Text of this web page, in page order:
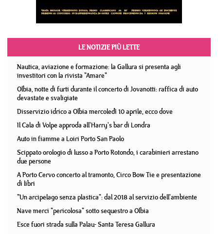
LE NOTIZIE PIÙ LETTE
Nautica, aviazione e formazione: la Gallura si presenta agli
investitori con la rivista "Amare"
Olbia, notte di furti durante il concerto di Jovanotti: raffica di auto
devastate e svaligiate
Disservizio idrico a Olbia mercoledì 10 aprile, ecco dove
Il Cala di Volpe approda all'Harry's bar di Londra
Auto in fiamme a Loiri Porto San Paolo
Scippato orologio di lusso a Porto Rotondo, i carabinieri arrestano
due persone
A Porto Cervo concerto al tramonto, Circo Bow Tie e presentazione
di libri
"Un arcipelago senza plastica": dal 2018 al servizio dell'ambiente
Nave merci "pericolosa" sotto sequestro a Olbia
Esce fuori strada sulla Palau- Santa Teresa Gallura